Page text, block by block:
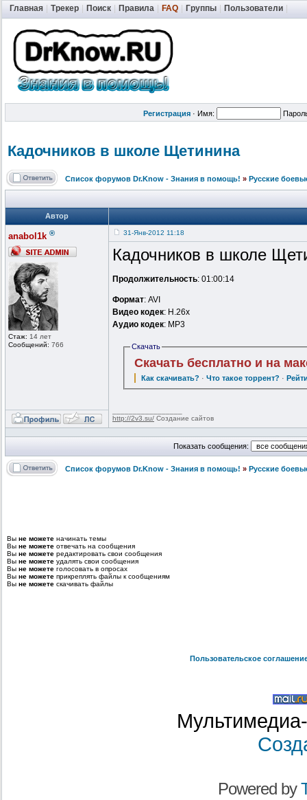
Главная Трекер Поиск Правила FAQ Группы Пользователи
Регистрация · Имя:
Кадочников в школе Щетинина
Список форумов Dr.Know - Знания в помощь! » Русские
Автор
anabol1k ®
Стаж: 14 лет
Сообщений: 766
31-Янв-2012 11:18
Кадочников в школе
Продолжительность: 01:00:14
Формат: AVI
Видео кодек: H.26x
Аудио кодек: MP3
Скачать
Скачать бесплатно и на
Как скачивать? ·Что такое торрент? ·
http://2v3.su/ Создание сайтов
Показать сообщения:
Список форумов Dr.Know - Знания в помощь! » Русские
Вы не можете начинать темы
Вы не можете отвечать на сообщения
Вы не можете редактировать свои сообщения
Вы не можете удалять свои сообщения
Вы не можете голосовать в опросах
Вы не можете прикреплять файлы к сообщениям
Вы не можете скачивать файлы
Пользовательское
Powered by